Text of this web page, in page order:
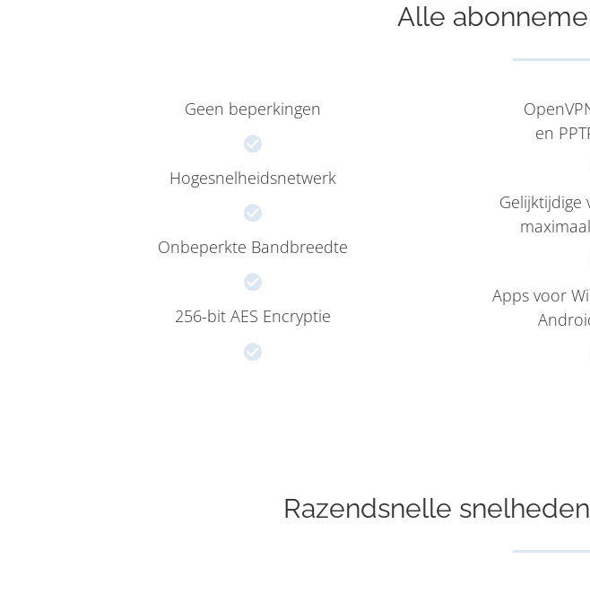
Alle
Geen beperkingen
Hogesnelheidsnetwerk
Onbeperkte Bandbreedte
256-bit AES Encryptie
en
Gelijktijdige
Apps voor
Razendsnelle